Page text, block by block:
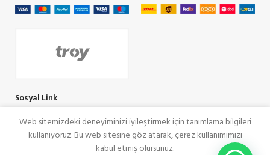
Sosyal Link
SeoRey Tarafından Yapılmıştır. Tüm Hakları Saklıdır
Web sitemizdeki deneyiminizi iyileştirmek için tanımlama bilgileri
kullanıyoruz. Bu web sitesine göz atarak, çerez kullanımımızı
kabul etmiş olursunuz.